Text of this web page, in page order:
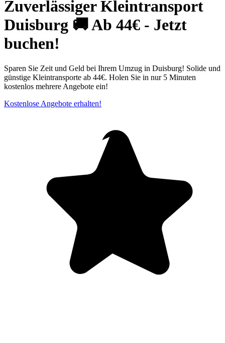
Zuverlässiger Kleintransport
Duisburg⁠ 🚚 Ab 44€ - Jetzt
buchen!
Sparen Sie Zeit und Geld bei Ihrem Umzug in Duisburg! Solide und
günstige Kleintransporte ab 44€. Holen Sie in nur 5 Minuten
kostenlos mehrere Angebote ein!
Kostenlose Angebote erhalten!